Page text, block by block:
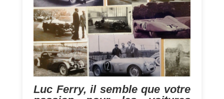
Luc Ferry, il semble que votre